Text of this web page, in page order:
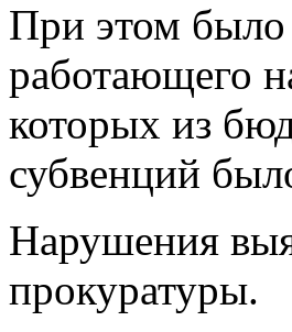
При этом было
работающего
которых из
субвенций
Нарушения
прокуратуры.